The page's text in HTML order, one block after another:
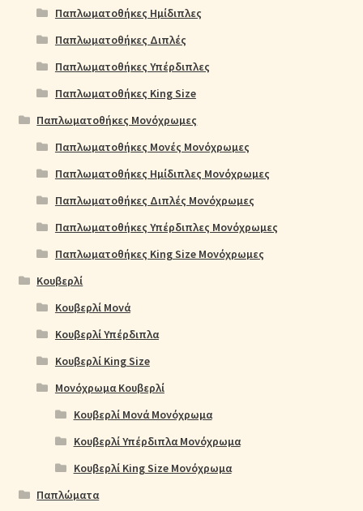
Παπλωματοθήκες Ημίδιπλες
Παπλωματοθήκες Διπλές
Παπλωματοθήκες Υπέρδιπλες
Παπλωματοθήκες King Size
Παπλωματοθήκες Μονόχρωμες
Παπλωματοθήκες Μονές Μονόχρωμες
Παπλωματοθήκες Ημίδιπλες Μονόχρωμες
Παπλωματοθήκες Διπλές Μονόχρωμες
Παπλωματοθήκες Υπέρδιπλες Μονόχρωμες
Παπλωματοθήκες King Size Μονόχρωμες
Κουβερλί
Κουβερλί Μονά
Κουβερλί Υπέρδιπλα
Κουβερλί King Size
Μονόχρωμα Κουβερλί
Κουβερλί Μονά Μονόχρωμα
Κουβερλί Υπέρδιπλα Μονόχρωμα
Κουβερλί King Size Μονόχρωμα
Παπλώματα